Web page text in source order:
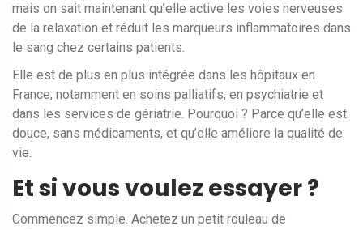
mais on sait maintenant qu’elle active les voies nerveuses
de la relaxation et réduit les marqueurs inflammatoires dans
le sang chez certains patients.
Elle est de plus en plus intégrée dans les hôpitaux en
France, notamment en soins palliatifs, en psychiatrie et
dans les services de gériatrie. Pourquoi ? Parce qu’elle est
douce, sans médicaments, et qu’elle améliore la qualité de
vie.
Et si vous voulez essayer ?
Commencez simple. Achetez un petit rouleau de